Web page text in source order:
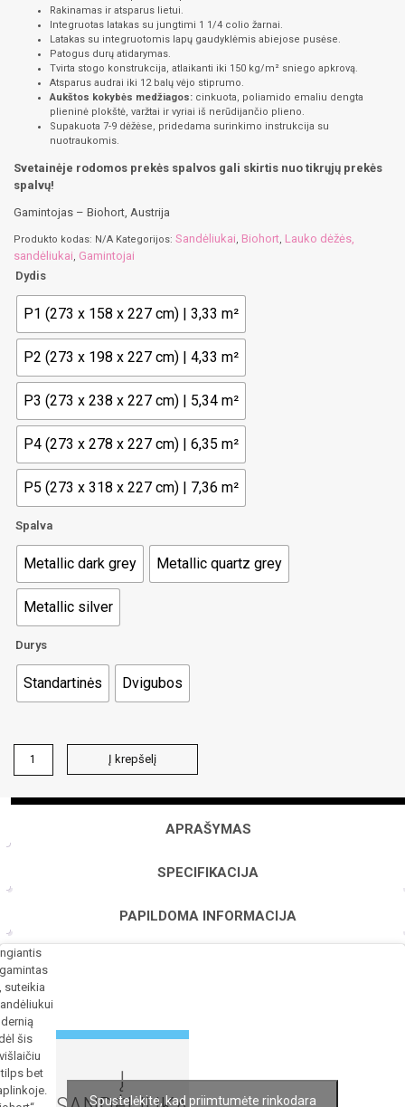
Rakinamas ir atsparus lietui.
Integruotas latakas su jungtimi 1 1/4 colio žarnai.
Latakas su integruotomis lapų gaudyklėmis abiejose pusėse.
Patogus durų atidarymas.
Tvirta stogo konstrukcija, atlaikanti iki 150 kg/m² sniego apkrovą.
Atsparus audrai iki 12 balų vėjo stiprumo.
Aukštos kokybės medžiagos: cinkuota, poliamido emaliu dengta
plieninė plokštė, varžtai ir vyriai iš nerūdijančio plieno.
Supakuota 7-9 dėžėse, pridedama surinkimo instrukcija su
nuotraukomis.
Svetainėje rodomos prekės spalvos gali skirtis nuo tikrųjų prekės
spalvų!
Gamintojas – Biohort, Austrija
Produkto kodas: N/A Kategorijos: Sandėliukai, Biohort, Lauko dėžės,
sandėliukai, Gamintojai
Dydis
P1 (273 x 158 x 227 cm) | 3,33 m²
P2 (273 x 198 x 227 cm) | 4,33 m²
P3 (273 x 238 x 227 cm) | 5,34 m²
P4 (273 x 278 x 227 cm) | 6,35 m²
P5 (273 x 318 x 227 cm) | 7,36 m²
Spalva
Metallic dark grey Metallic quartz grey
Metallic silver
Durys
Standartinės Dvigubos
kiekis:
Į krepšelį
APRAŠYMAS
SPECIFIKACIJA
PAPILDOMA INFORMACIJA
suteikia
šis
bet
Į
Spustelėkite, kad priimtumėte rinkodara